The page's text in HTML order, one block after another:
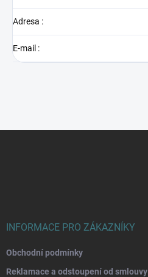
Adresa :
E-mail :
INFORMACE PRO ZÁKAZNÍKY
Obchodní podmínky
Reklamace a odstoupení od smlouvy